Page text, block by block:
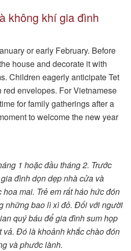
không khí gia đình
or early February. Before
house and decorate it with
Children eagerly anticipate Tet
envelopes. For Vietnamese
for family gatherings after a
to welcome the new year
1 hoặc đầu tháng 2. Trước
đình dọn dẹp nhà cửa và
mai. Trẻ em rất háo hức đón
những bao lì xì đỏ. Đối với người
quý báu để gia đình sum họp
vả. Đó là khoảnh khắc chào đón
và phước lành.